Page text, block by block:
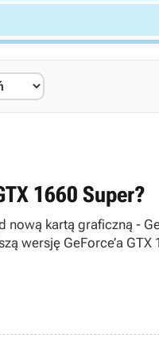
1660 Super?
kartą graficzną -
wersję GeForce’a GTX